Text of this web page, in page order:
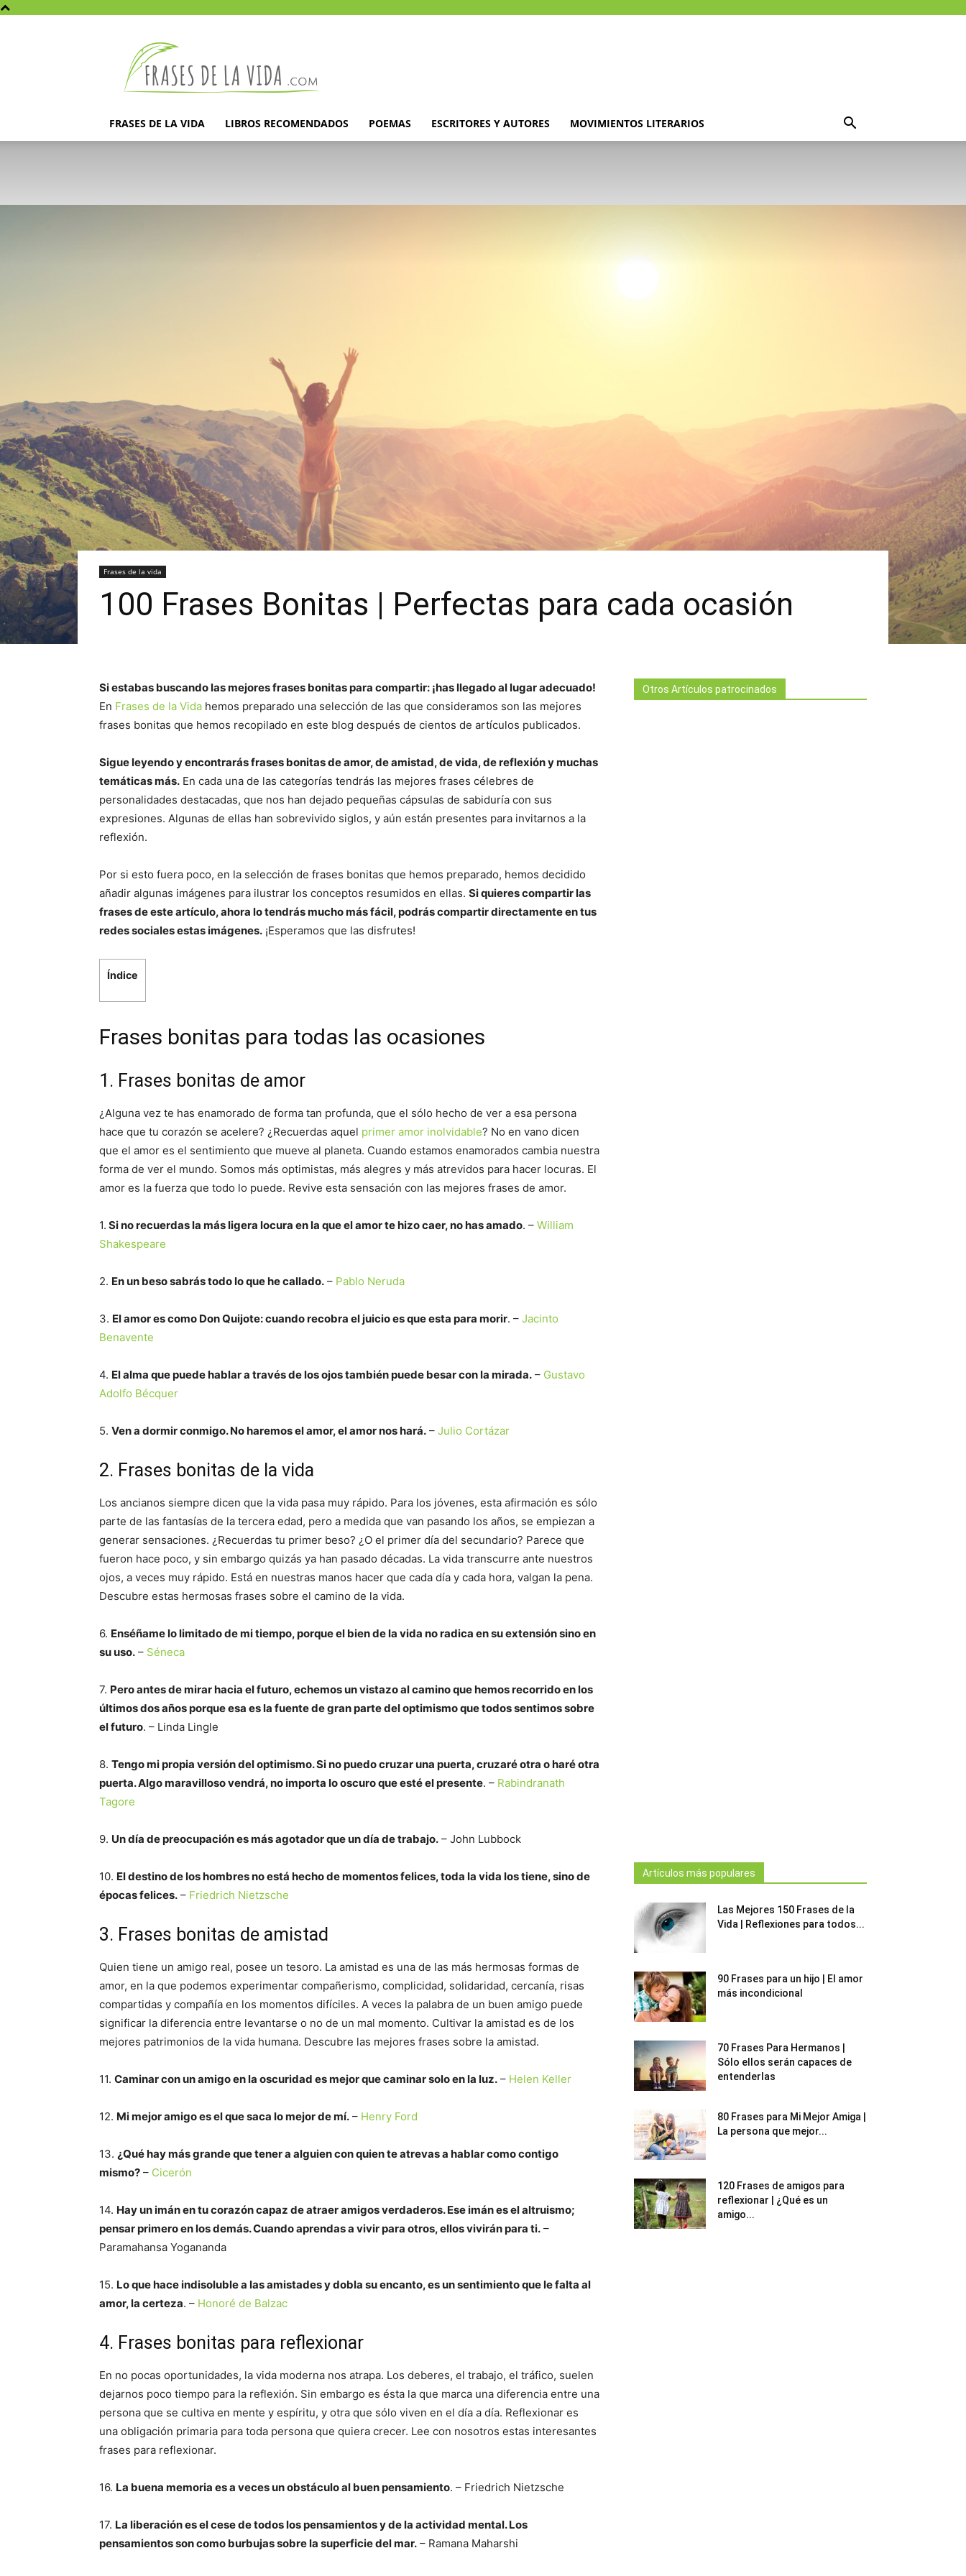
la
vida
FRASES DE LA VIDA LIBROS RECOMENDADOS POEMAS ESCRITORES Y AUTORES MOVIMIENTOS LITERARIOS
Frases de la vida
100 Frases Bonitas | Perfectas para cada ocasión
Si estabas buscando las mejores frases bonitas para compartir: ¡has llegado al lugar adecuado!
En Frases de la Vida hemos preparado una selección de las que consideramos son las mejores
frases bonitas que hemos recopilado en este blog después de cientos de artículos publicados.
Sigue leyendo y encontrarás frases bonitas de amor, de amistad, de vida, de reflexión y muchas
temáticas más. En cada una de las categorías tendrás las mejores frases célebres de
personalidades destacadas, que nos han dejado pequeñas cápsulas de sabiduría con sus
expresiones. Algunas de ellas han sobrevivido siglos, y aún están presentes para invitarnos a la
reflexión.
Por si esto fuera poco, en la selección de frases bonitas que hemos preparado, hemos decidido
añadir algunas imágenes para ilustrar los conceptos resumidos en ellas. Si quieres compartir las
frases de este artículo, ahora lo tendrás mucho más fácil, podrás compartir directamente en tus
redes sociales estas imágenes. ¡Esperamos que las disfrutes!
Índice
Frases bonitas para todas las ocasiones
1. Frases bonitas de amor
¿Alguna vez te has enamorado de forma tan profunda, que el sólo hecho de ver a esa persona
hace que tu corazón se acelere? ¿Recuerdas aquel primer amor inolvidable? No en vano dicen
que el amor es el sentimiento que mueve al planeta. Cuando estamos enamorados cambia nuestra
forma de ver el mundo. Somos más optimistas, más alegres y más atrevidos para hacer locuras. El
amor es la fuerza que todo lo puede. Revive esta sensación con las mejores frases de amor.
1. Si no recuerdas la más ligera locura en la que el amor te hizo caer, no has amado. – William
Shakespeare
2. En un beso sabrás todo lo que he callado. – Pablo Neruda
3. El amor es como Don Quijote: cuando recobra el juicio es que esta para morir. – Jacinto
Benavente
4. El alma que puede hablar a través de los ojos también puede besar con la mirada. – Gustavo
Adolfo Bécquer
5. Ven a dormir conmigo. No haremos el amor, el amor nos hará. – Julio Cortázar
2. Frases bonitas de la vida
Los ancianos siempre dicen que la vida pasa muy rápido. Para los jóvenes, esta afirmación es sólo
parte de las fantasías de la tercera edad, pero a medida que van pasando los años, se empiezan a
generar sensaciones. ¿Recuerdas tu primer beso? ¿O el primer día del secundario? Parece que
fueron hace poco, y sin embargo quizás ya han pasado décadas. La vida transcurre ante nuestros
ojos, a veces muy rápido. Está en nuestras manos hacer que cada día y cada hora, valgan la pena.
Descubre estas hermosas frases sobre el camino de la vida.
6. Enséñame lo limitado de mi tiempo, porque el bien de la vida no radica en su extensión sino en
su uso. – Séneca
7. Pero antes de mirar hacia el futuro, echemos un vistazo al camino que hemos recorrido en los
últimos dos años porque esa es la fuente de gran parte del optimismo que todos sentimos sobre
el futuro. – Linda Lingle
8. Tengo mi propia versión del optimismo. Si no puedo cruzar una puerta, cruzaré otra o haré otra
puerta. Algo maravilloso vendrá, no importa lo oscuro que esté el presente. – Rabindranath
Tagore
9. Un día de preocupación es más agotador que un día de trabajo. – John Lubbock
10. El destino de los hombres no está hecho de momentos felices, toda la vida los tiene, sino de
épocas felices. – Friedrich Nietzsche
3. Frases bonitas de amistad
Quien tiene un amigo real, posee un tesoro. La amistad es una de las más hermosas formas de
amor, en la que podemos experimentar compañerismo, complicidad, solidaridad, cercanía, risas
compartidas y compañía en los momentos difíciles. A veces la palabra de un buen amigo puede
significar la diferencia entre levantarse o no de un mal momento. Cultivar la amistad es de los
mejores patrimonios de la vida humana. Descubre las mejores frases sobre la amistad.
11. Caminar con un amigo en la oscuridad es mejor que caminar solo en la luz. – Helen Keller
12. Mi mejor amigo es el que saca lo mejor de mí. – Henry Ford
13. ¿Qué hay más grande que tener a alguien con quien te atrevas a hablar como contigo
mismo? – Cicerón
14. Hay un imán en tu corazón capaz de atraer amigos verdaderos. Ese imán es el altruismo;
pensar primero en los demás. Cuando aprendas a vivir para otros, ellos vivirán para ti. –
Paramahansa Yogananda
15. Lo que hace indisoluble a las amistades y dobla su encanto, es un sentimiento que le falta al
amor, la certeza. – Honoré de Balzac
4. Frases bonitas para reflexionar
En no pocas oportunidades, la vida moderna nos atrapa. Los deberes, el trabajo, el tráfico, suelen
dejarnos poco tiempo para la reflexión. Sin embargo es ésta la que marca una diferencia entre una
persona que se cultiva en mente y espíritu, y otra que sólo viven en el día a día. Reflexionar es
una obligación primaria para toda persona que quiera crecer. Lee con nosotros estas interesantes
frases para reflexionar.
16. La buena memoria es a veces un obstáculo al buen pensamiento. – Friedrich Nietzsche
17. La liberación es el cese de todos los pensamientos y de la actividad mental. Los
pensamientos son como burbujas sobre la superficie del mar. – Ramana Maharshi
Otros Artículos patrocinados
Artículos más populares
Las Mejores 150 Frases de la
Vida | Reflexiones para todos...
90 Frases para un hijo | El amor
más incondicional
70 Frases Para Hermanos |
Sólo ellos serán capaces de
entenderlas
80 Frases para Mi Mejor Amiga |
La persona que mejor...
120 Frases de amigos para
reflexionar | ¿Qué es un
amigo...